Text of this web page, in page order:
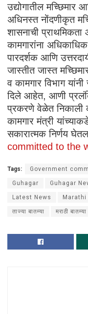
उद्योगातील मच्छिमार
अधिनस्त नोंदणीकृत
शासनाची प्राथमिकता
कामगारांना
पारदर्शक आणि
जास्तीत जास्त
व कामगार विभाग
दिले आहेत, आणी
प्रकरणे वेळेत निकाली
कामगार मंत्री
सकारात्मक निर्णय
committed to the
Tags: Government
Guhagar Guhagar
Latest News Marathi
ताज्या बातम्या मराठी बातम्या